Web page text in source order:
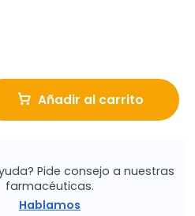
Añadir al carrito
Pide consejo a nuestras
farmacéuticas.
Hablamos